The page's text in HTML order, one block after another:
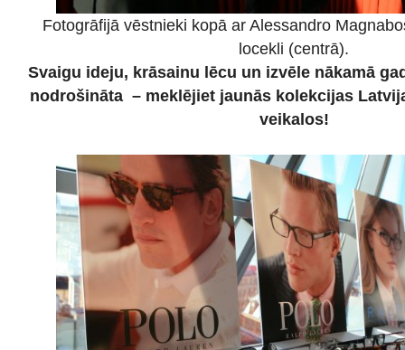
Fotogrāfijā vēstnieki kopā ar Alessandro
locekli (centrā).
Svaigu ideju, krāsainu lēcu un izvēle nākamā
nodrošināta – meklējiet jaunās kolekcijas
veikalos!